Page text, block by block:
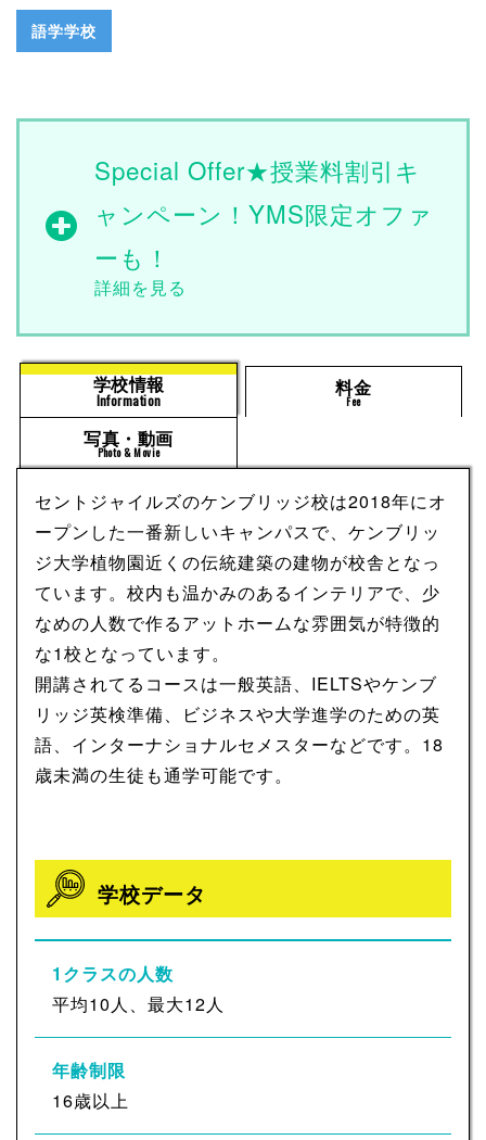
語学学校
Special Offer★授業料割引キ
ャンペーン！YMS限定オファ
ーも！
学校情報
Information
料金
Fee
写真・動画
Photo & Movie
セントジャイルズのケンブリッジ校は2018年にオ
ープンした一番新しいキャンパスで、ケンブリッ
ジ大学植物園近くの伝統建築の建物が校舎となっ
ています。校内も温かみのあるインテリアで、少
なめの人数で作るアットホームな雰囲気が特徴的
な1校となっています。
開講されてるコースは一般英語、IELTSやケンブ
リッジ英検準備、ビジネスや大学進学のための英
語、インターナショナルセメスターなどです。18
歳未満の生徒も通学可能です。
学校データ
1クラスの人数
平均10人、最大12人
年齢制限
16歳以上